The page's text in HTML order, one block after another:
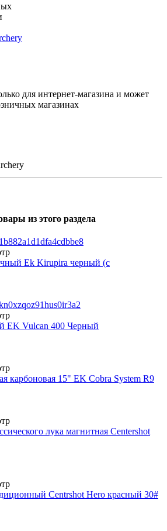
для интернет-магазина и может
магазинах
из этого раздела
Ek Kirupira черный (с
EK Vulcan 400 Черный
карбоновая 15" EK Cobra System R9
лука магнитная Centershot
Centrshot Hero красный 30#